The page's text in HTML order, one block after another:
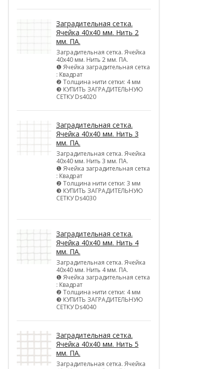
Заградительная сетка.
Ячейка 40х40 мм. Нить 2
мм. ПА.
Заградительная сетка. Ячейка
40х40 мм. Нить 2 мм. ПА.
❶ Ячейка заградительная сетка
: Квадрат
❷ Толщина нити сетки: 4 мм
❸ КУПИТЬ ЗАГРАДИТЕЛЬНУЮ
СЕТКУ Ds4020
Заградительная сетка.
Ячейка 40х40 мм. Нить 3
мм. ПА.
Заградительная сетка. Ячейка
40х40 мм. Нить 3 мм. ПА.
❶ Ячейка заградительная сетка
: Квадрат
❷ Толщина нити сетки: 3 мм
❸ КУПИТЬ ЗАГРАДИТЕЛЬНУЮ
СЕТКУ Ds4030
Заградительная сетка.
Ячейка 40х40 мм. Нить 4
мм. ПА.
Заградительная сетка. Ячейка
40х40 мм. Нить 4 мм. ПА.
❶ Ячейка заградительная сетка
: Квадрат
❷ Толщина нити сетки: 4 мм
❸ КУПИТЬ ЗАГРАДИТЕЛЬНУЮ
СЕТКУ Ds4040
Заградительная сетка.
Ячейка 40х40 мм. Нить 5
мм. ПА.
Заградительная сетка. Ячейка